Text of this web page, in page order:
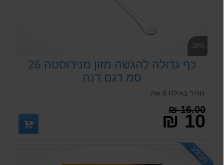
-38%
כף גדולה להגשה מזון מנירוסטה 26
סמ דגם דנה
מחיר באילת 8 שח
16.00 ₪
10 ₪
מבצע